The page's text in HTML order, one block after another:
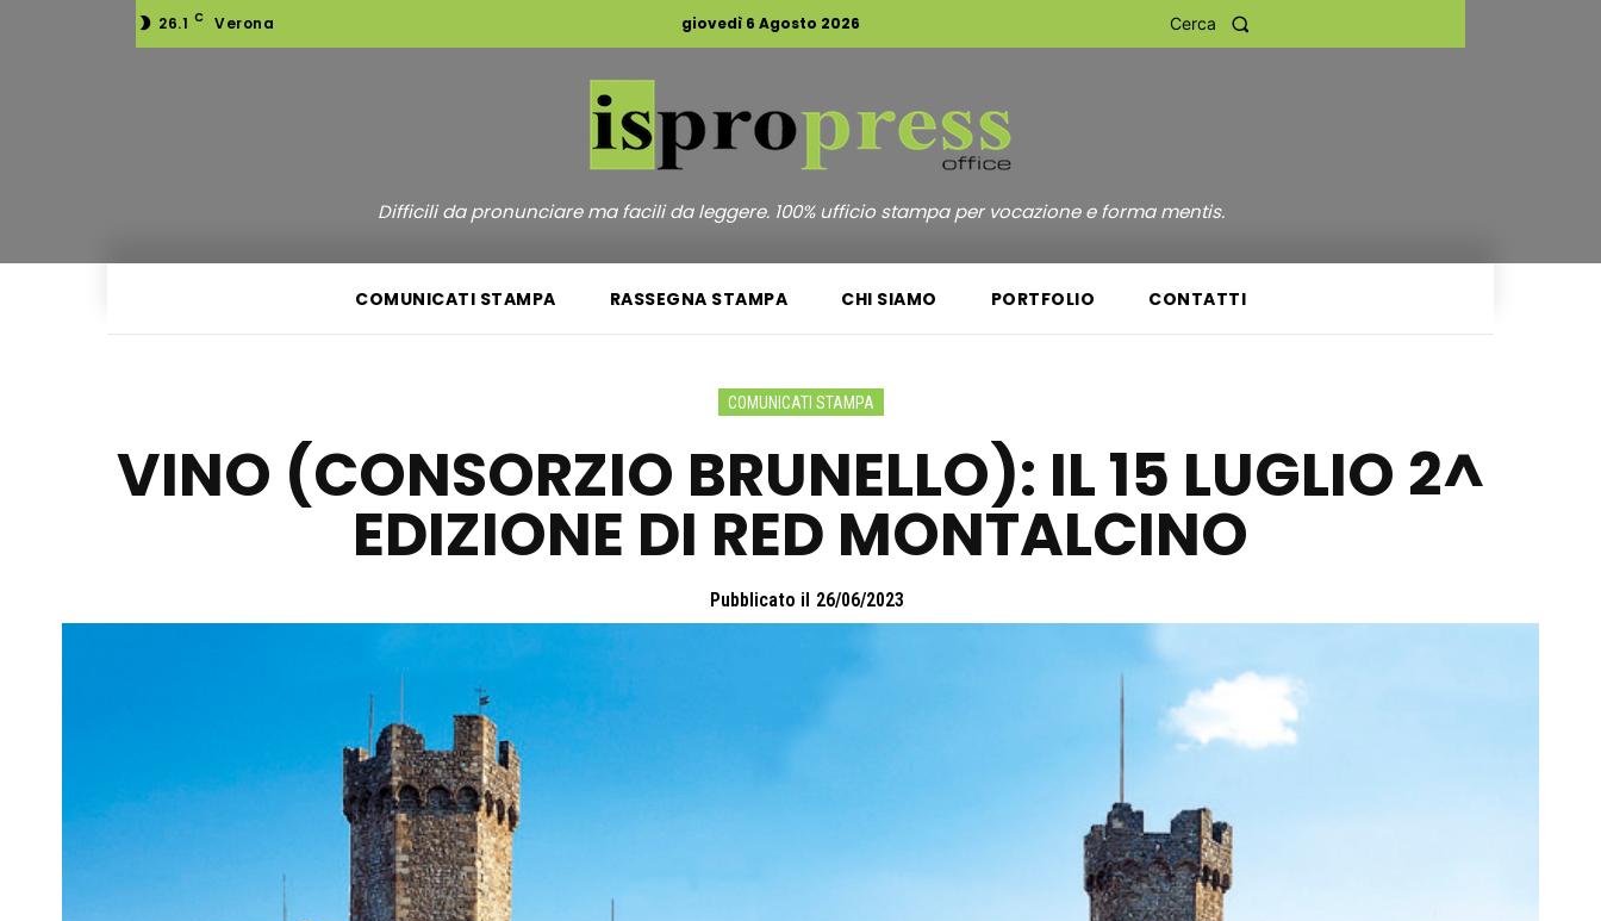
26.1 C Verona giovedì 6 Agosto 2026 Cerca
Difficili da pronunciare ma facili da leggere. 100% ufficio stampa per vocazione e forma mentis.
COMUNICATI STAMPA RASSEGNA STAMPA CHI SIAMO PORTFOLIO CONTATTI
COMUNICATI STAMPA
VINO (CONSORZIO BRUNELLO): IL 15 LUGLIO 2^
EDIZIONE DI RED MONTALCINO
Pubblicato il 26/06/2023